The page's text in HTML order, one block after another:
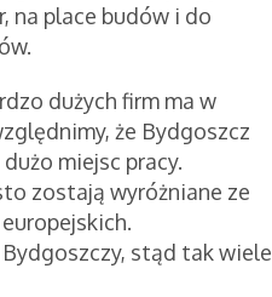
na place budów i do
dużych firm ma w
że Bydgoszcz
miejsc pracy.
zostają wyróżniane ze
stąd tak wiele